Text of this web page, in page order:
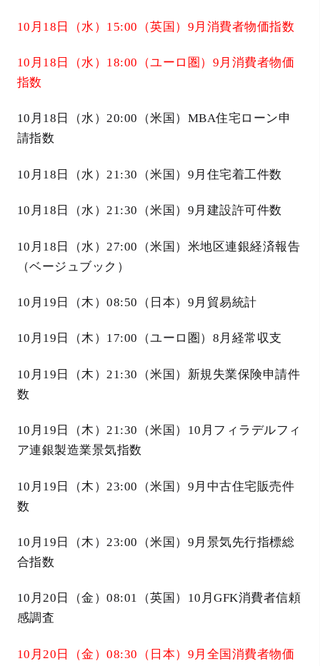
10月18日（水）15:00（英国）9月消費者物価指数
10月18日（水）18:00（ユーロ圏）9月消費者物価
指数
10月18日（水）20:00（米国）MBA住宅ローン申
請指数
10月18日（水）21:30（米国）9月住宅着工件数
10月18日（水）21:30（米国）9月建設許可件数
10月18日（水）27:00（米国）米地区連銀経済報告
（ベージュブック）
10月19日（木）08:50（日本）9月貿易統計
10月19日（木）17:00（ユーロ圏）8月経常収支
10月19日（木）21:30（米国）新規失業保険申請件
数
10月19日（木）21:30（米国）10月フィラデルフィ
ア連銀製造業景気指数
10月19日（木）23:00（米国）9月中古住宅販売件
数
10月19日（木）23:00（米国）9月景気先行指標総
合指数
10月20日（金）08:01（英国）10月GFK消費者信頼
感調査
10月20日（金）08:30（日本）9月全国消費者物価